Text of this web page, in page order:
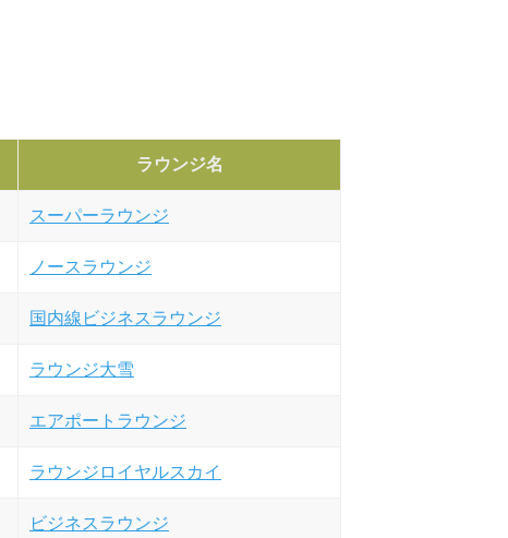
ラウンジ名
スーパーラウンジ
ノースラウンジ
国内線ビジネスラウンジ
ラウンジ大雪
エアポートラウンジ
ラウンジロイヤルスカイ
ビジネスラウンジ